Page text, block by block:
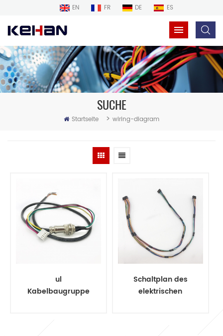
EN FR DE ES
SUCHE
Startseite > wiring-diagram
ul
Kabelbaugruppe
Schaltplan des
elektrischen